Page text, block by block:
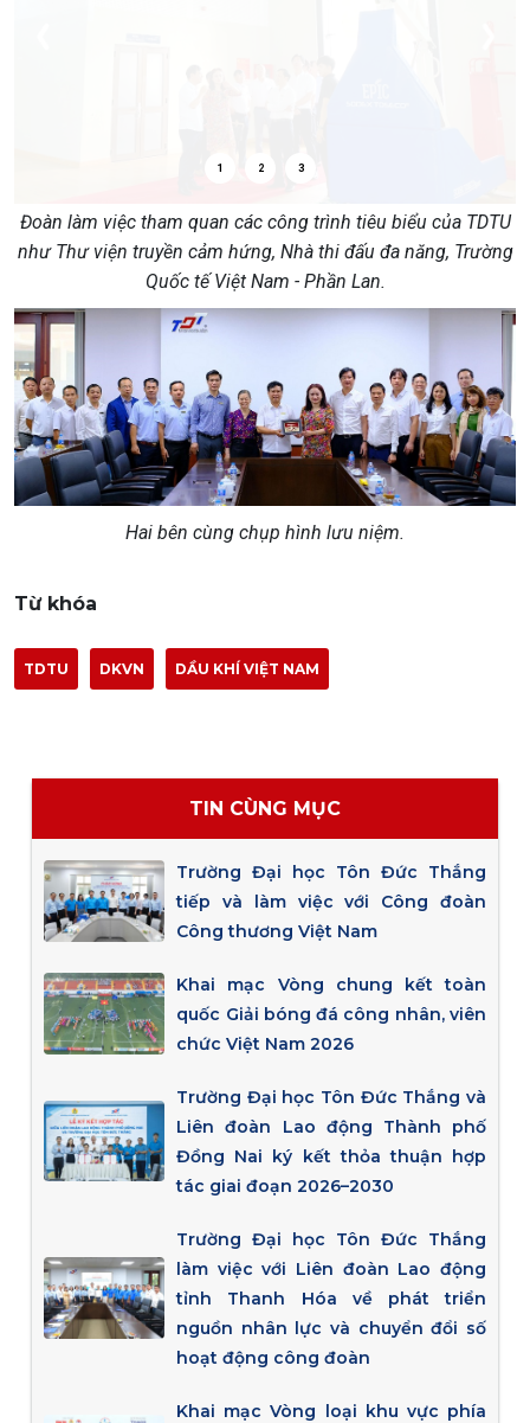
1 2 3
Đoàn làm việc tham quan các công trình tiêu biểu của TDTU
như Thư viện truyền cảm hứng, Nhà thi đấu đa năng, Trường
Quốc tế Việt Nam - Phần Lan.
Hai bên cùng chụp hình lưu niệm.
Từ khóa
TDTU DKVN DẦU KHÍ VIỆT NAM
TIN CÙNG MỤC
Trường Đại học Tôn Đức Thắng
tiếp và làm việc với Công đoàn
Công thương Việt Nam
Khai mạc Vòng chung kết toàn
quốc Giải bóng đá công nhân, viên
chức Việt Nam 2026
Trường Đại học Tôn Đức Thắng và
Liên đoàn Lao động Thành phố
Đồng Nai ký kết thỏa thuận hợp
tác giai đoạn 2026–2030
Trường Đại học Tôn Đức Thắng
làm việc với Liên đoàn Lao động
tỉnh Thanh Hóa về phát triển
nguồn nhân lực và chuyển đổi số
hoạt động công đoàn
Khai mạc Vòng loại khu vực phía